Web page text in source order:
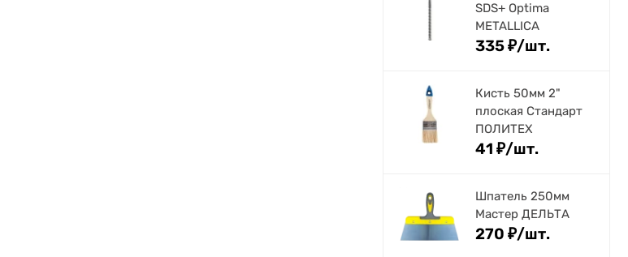
SDS+ Optima
METALLICA
335₽/шт.
Кисть 50мм 2"
плоская Стандарт
ПОЛИТЕХ
41 ₽/шт.
Шпатель 250мм
Мастер ДЕЛЬТА
270 ₽/шт.